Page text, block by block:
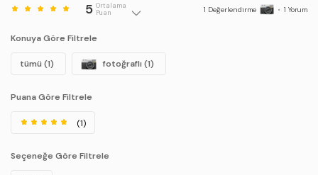
5 Ortalama
Puan
1 Değerlendirme • 1 Yorum
Konuya Göre Filtrele
tümü (1) fotoğraflı (1)
Puana Göre Filtrele
(1)
Seçeneğe Göre Filtrele